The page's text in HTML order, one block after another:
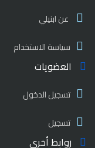
عن ابنيلي
سياسة الاستخدام
العضويات
تسجيل الدخول
تسجيل
روابط أخري